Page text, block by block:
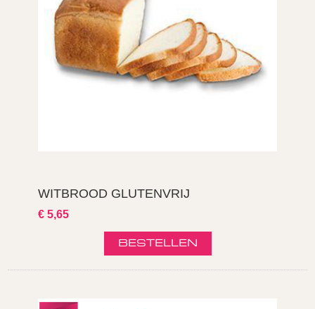
WITBROOD GLUTENVRIJ
€ 5,65